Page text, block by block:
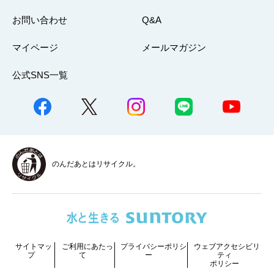
お問い合わせ Q&A
マイページ メールマガジン
公式SNS一覧
のんだあとはリサイクル。
サイトマッ
プ
ご利用にあたっ
て
プライバシーポリシ
ー
ウェブアクセシビリ
ティ
ポリシー